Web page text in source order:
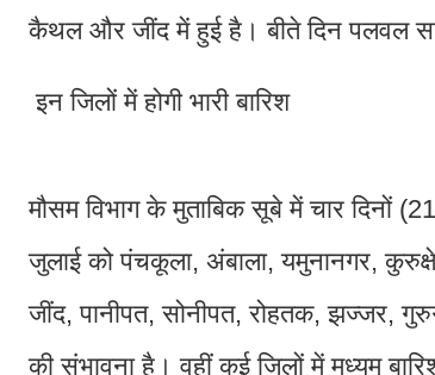
कैथल और जींद में हुई है। बीते दिन पलवल
इन जिलों में होगी भारी बारिश
मौसम विभाग के मुताबिक सूबे में चार दिनों
जुलाई को पंचकूला, अंबाला, यमुनानगर,
जींद, पानीपत, सोनीपत, रोहतक, झज्जर,
की संभावना है। वहीं कई जिलों में मध्यम